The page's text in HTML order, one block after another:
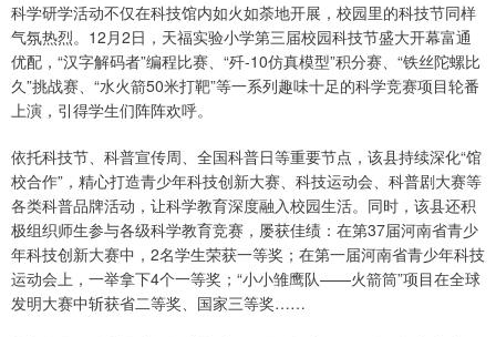
科学研学活动不仅在科技馆内如火如荼地开展，校园里的科技节同样
气氛热烈。12月2日，天福实验小学第三届校园科技节盛大开幕富通
优配，“汉字解码者”编程比赛、“歼-10仿真模型”积分赛、“铁丝陀螺比
久”挑战赛、“水火箭50米打靶”等一系列趣味十足的科学竞赛项目轮番
上演，引得学生们阵阵欢呼。
依托科技节、科普宣传周、全国科普日等重要节点，该县持续深化“馆
校合作”，精心打造青少年科技创新大赛、科技运动会、科普剧大赛等
各类科普品牌活动，让科学教育深度融入校园生活。同时，该县还积
极组织师生参与各级科学教育竞赛，屡获佳绩：在第37届河南省青少
年科技创新大赛中，2名学生荣获一等奖；在第一届河南省青少年科技
运动会上，一举拿下4个一等奖；“小小雏鹰队——火箭筒”项目在全球
发明大赛中斩获省二等奖、国家三等奖……